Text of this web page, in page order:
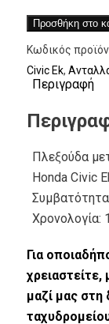
Προσθήκη στο
Κωδικός
Civic Ek,
Περιγραφή
Πλεξούδα
Honda Civic
Χρονολογία:
Για
μαζί μας στη